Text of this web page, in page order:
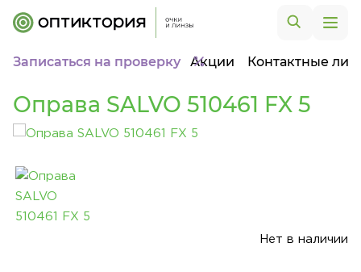
Записаться на проверку Акции Контактные
Оправа SALVO 510461 FX 5
Нет в наличии